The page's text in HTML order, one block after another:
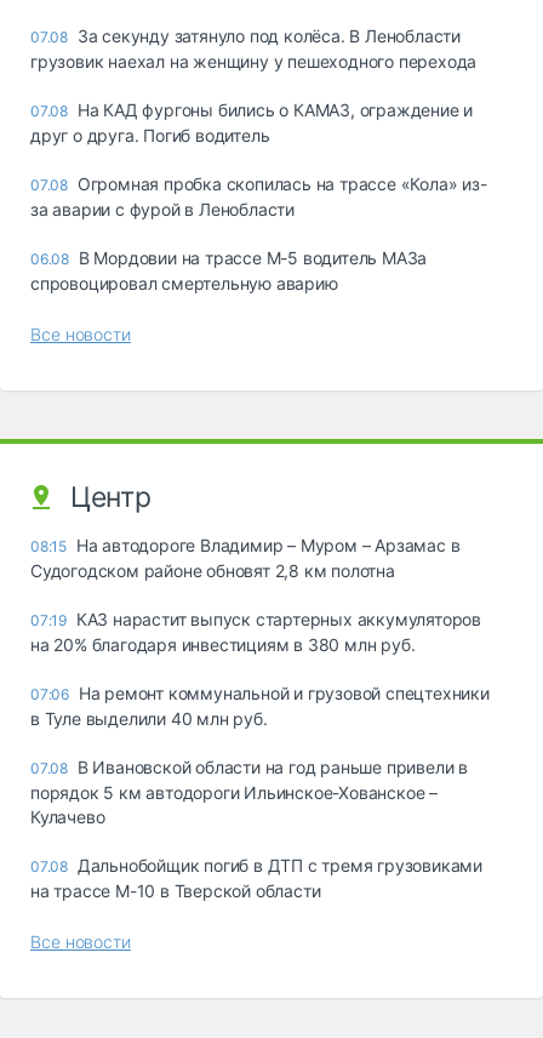
07.08 За секунду затянуло под колёса. В Ленобласти
грузовик наехал на женщину у пешеходного перехода
07.08 На КАД фургоны бились о КАМАЗ, ограждение и
друг о друга. Погиб водитель
07.08 Огромная пробка скопилась на трассе «Кола» из-
за аварии с фурой в Ленобласти
06.08 В Мордовии на трассе М-5 водитель МАЗа
спровоцировал смертельную аварию
Все новости
Центр
08:15 На автодороге Владимир – Муром – Арзамас в
Судогодском районе обновят 2,8 км полотна
07:19 КАЗ нарастит выпуск стартерных аккумуляторов
на 20% благодаря инвестициям в 380 млн руб.
07:06 На ремонт коммунальной и грузовой спецтехники
в Туле выделили 40 млн руб.
07.08 В Ивановской области на год раньше привели в
порядок 5 км автодороги Ильинское-Хованское –
Кулачево
07.08 Дальнобойщик погиб в ДТП с тремя грузовиками
на трассе М-10 в Тверской области
Все новости